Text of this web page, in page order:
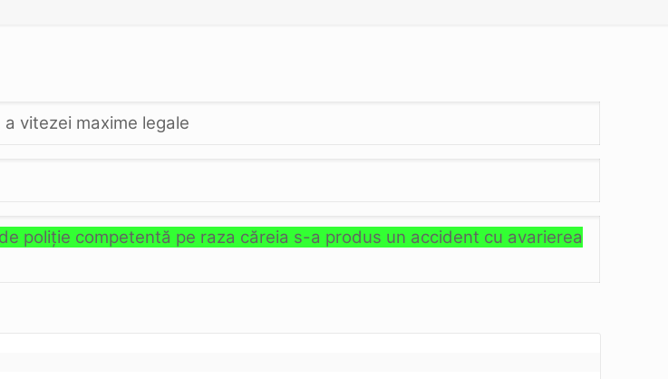
vitezei maxime legale
poliţie competentă pe raza căreia s-a produs un accident cu avarierea